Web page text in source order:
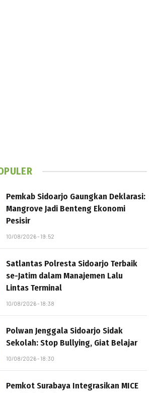
Pemkab Sidoarjo Gaungkan Deklarasi:
Mangrove Jadi Benteng Ekonomi
Pesisir
10/08/2026 - 19:52
Satlantas Polresta Sidoarjo Terbaik
se-Jatim dalam Manajemen Lalu
Lintas Terminal
10/08/2026 - 18:38
Polwan Jenggala Sidoarjo Sidak
Sekolah: Stop Bullying, Giat Belajar
10/08/2026 - 18:30
Pemkot Surabaya Integrasikan MICE